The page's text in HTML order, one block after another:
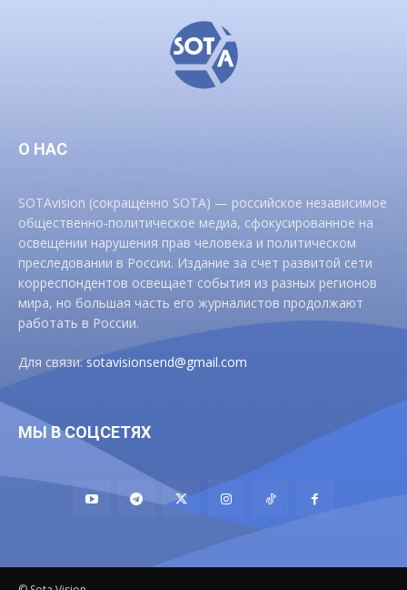
О НАС
SOTAvision (сокращенно SOTA) — российское независимое
общественно-политическое медиа, сфокусированное на
освещении нарушения прав человека и политическом
преследовании в России. Издание за счет развитой сети
корреспондентов освещает события из разных регионов
мира, но большая часть его журналистов продолжают
работать в России.
Для связи:sotavisionsend@gmail.com
МЫ В СОЦСЕТЯХ